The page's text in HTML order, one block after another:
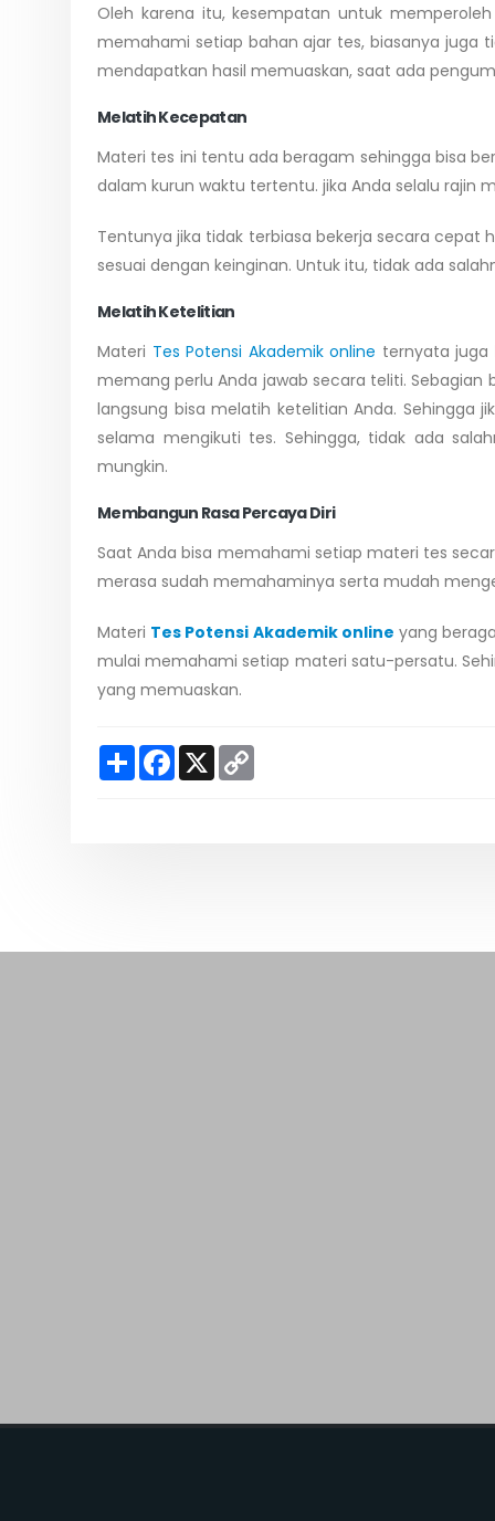
Oleh karena itu, kesempatan untuk
memahami setiap bahan ajar tes, biasanya juga
mendapatkan hasil memuaskan, saat ada
Melatih Kecepatan
Materi tes ini tentu ada beragam sehingga bisa
dalam kurun waktu tertentu. jika Anda selalu rajin
Tentunya jika tidak terbiasa bekerja secara cepat
sesuai dengan keinginan. Untuk itu, tidak ada
Melatih Ketelitian
Materi Tes Potensi Akademik online ternyata juga
memang perlu Anda jawab secara teliti. Sebagian
langsung bisa melatih ketelitian Anda. Sehingga
selama mengikuti tes. Sehingga, tidak ada
mungkin.
Membangun Rasa Percaya Diri
Saat Anda bisa memahami setiap materi tes
merasa sudah memahaminya serta mudah
Materi Tes Potensi Akademik online yang
mulai memahami setiap materi satu-persatu.
yang memuaskan.
S
h
F
X